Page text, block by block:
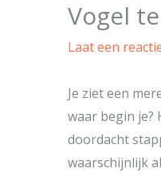
Vogel
Laat een
Je ziet een
waar begin je?
doordacht
waarschijnlijk